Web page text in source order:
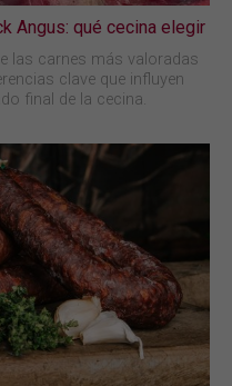
Angus: qué cecina elegir
las carnes más valoradas
clave que influyen
final de la cecina.